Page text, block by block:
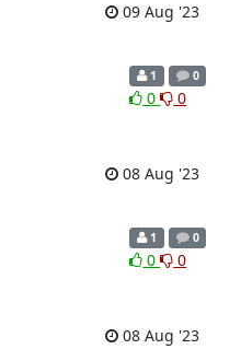
09 Aug '23
1 0
0 0
08 Aug '23
1 0
0 0
08 Aug '23